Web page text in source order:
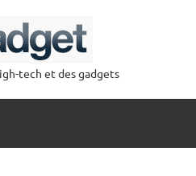
tech et des gadgets